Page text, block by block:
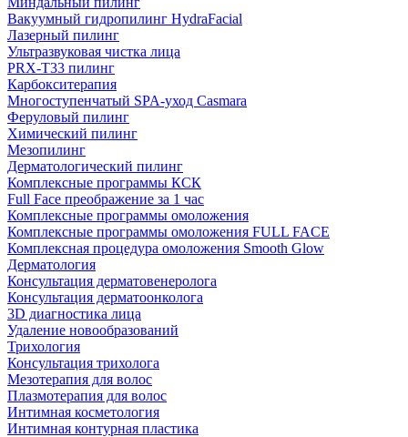
Вакуумный гидропилинг HydraFacial
Лазерный пилинг
Ультразвуковая чистка лица
PRX-T33 пилинг
Карбокситерапия
Многоступенчатый SPA-уход Сasmara
Феруловый пилинг
Химический пилинг
Мезопилинг
Дерматологический пилинг
Комплексные программы КСК
Full Face преображение за 1 час
Комплексные программы омоложения
Комплексные программы омоложения FULL FACE
Комплексная процедура омоложения Smooth Glow
Дерматология
Консультация дерматовенеролога
Консультация дерматоонколога
3D диагностика лица
Удаление новообразований
Трихология
Консультация трихолога
Мезотерапия для волос
Плазмотерапия для волос
Интимная косметология
Интимная контурная пластика